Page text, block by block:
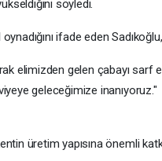
söyledi.
ifade eden
elimizden gelen çabayı sarf
geleceğimize inanıyoruz."
üretim yapısına önemli